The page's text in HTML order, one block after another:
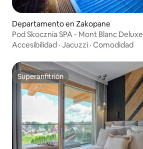
Departamento en Zakopane
Pod Skocznia SPA - Mont Blanc Deluxe
Accesibilidad · Jacuzzi · Comodidad
Superanfitrión
Superanfitrión